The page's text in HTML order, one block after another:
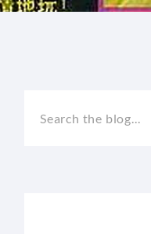
Search the blog...